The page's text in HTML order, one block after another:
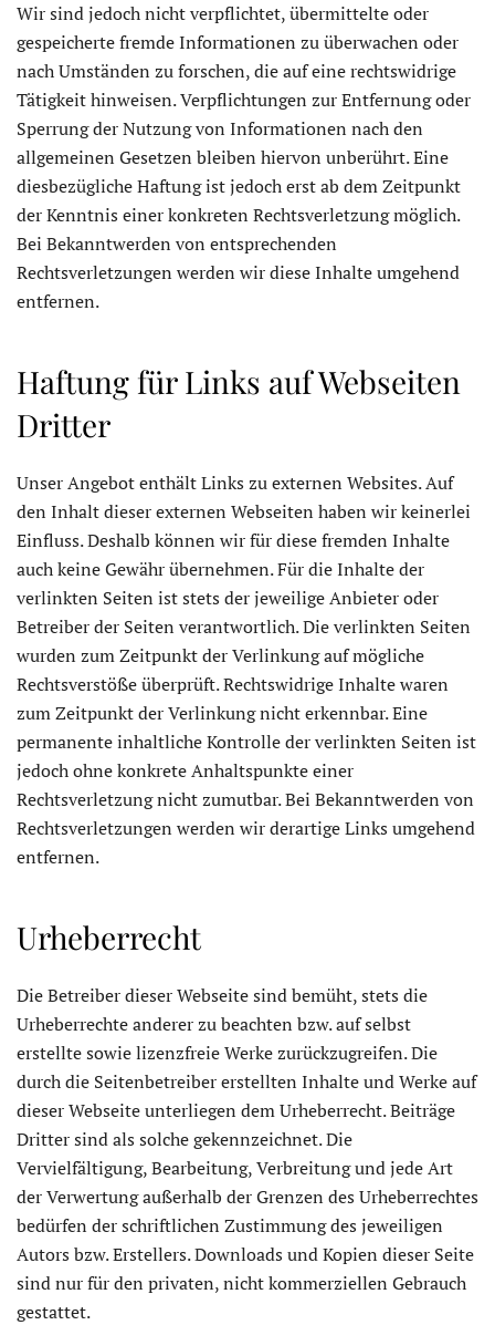
Wir sind jedoch nicht verpflichtet, übermittelte oder
gespeicherte fremde Informationen zu überwachen oder
nach Umständen zu forschen, die auf eine rechtswidrige
Tätigkeit hinweisen. Verpflichtungen zur Entfernung oder
Sperrung der Nutzung von Informationen nach den
allgemeinen Gesetzen bleiben hiervon unberührt. Eine
diesbezügliche Haftung ist jedoch erst ab dem Zeitpunkt
der Kenntnis einer konkreten Rechtsverletzung möglich.
Bei Bekanntwerden von entsprechenden
Rechtsverletzungen werden wir diese Inhalte umgehend
entfernen.
Haftung für Links auf Webseiten
Dritter
Unser Angebot enthält Links zu externen Websites. Auf
den Inhalt dieser externen Webseiten haben wir keinerlei
Einfluss. Deshalb können wir für diese fremden Inhalte
auch keine Gewähr übernehmen. Für die Inhalte der
verlinkten Seiten ist stets der jeweilige Anbieter oder
Betreiber der Seiten verantwortlich. Die verlinkten Seiten
wurden zum Zeitpunkt der Verlinkung auf mögliche
Rechtsverstöße überprüft. Rechtswidrige Inhalte waren
zum Zeitpunkt der Verlinkung nicht erkennbar. Eine
permanente inhaltliche Kontrolle der verlinkten Seiten ist
jedoch ohne konkrete Anhaltspunkte einer
Rechtsverletzung nicht zumutbar. Bei Bekanntwerden von
Rechtsverletzungen werden wir derartige Links umgehend
entfernen.
Urheberrecht
Die Betreiber dieser Webseite sind bemüht, stets die
Urheberrechte anderer zu beachten bzw. auf selbst
erstellte sowie lizenzfreie Werke zurückzugreifen. Die
durch die Seitenbetreiber erstellten Inhalte und Werke auf
dieser Webseite unterliegen dem Urheberrecht. Beiträge
Dritter sind als solche gekennzeichnet. Die
Vervielfältigung, Bearbeitung, Verbreitung und jede Art
der Verwertung außerhalb der Grenzen des Urheberrechtes
bedürfen der schriftlichen Zustimmung des jeweiligen
Autors bzw. Erstellers. Downloads und Kopien dieser Seite
sind nur für den privaten, nicht kommerziellen Gebrauch
gestattet.